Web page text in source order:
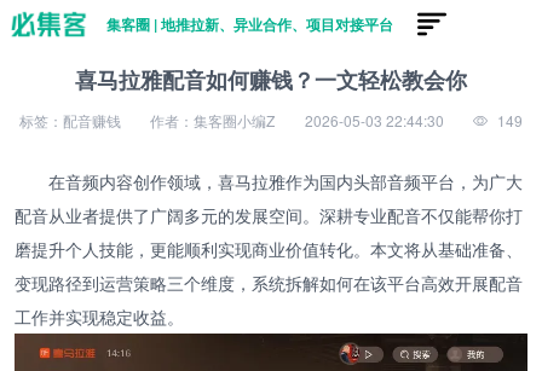
集客圈 | 地推拉新、异业合作、项目对接平台
喜马拉雅配音如何赚钱？一文轻松教会你
标签：配音赚钱 作者：集客圈小编Z 2026-05-03 22:44:30 149
在音频内容创作领域，喜马拉雅作为国内头部音频平台，为广大
配音从业者提供了广阔多元的发展空间。深耕专业配音不仅能帮你打
磨提升个人技能，更能顺利实现商业价值转化。本文将从基础准备、
变现路径到运营策略三个维度，系统拆解如何在该平台高效开展配音
工作并实现稳定收益。